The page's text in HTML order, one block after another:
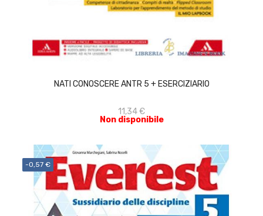
NATI CONOSCERE ANTR 5 + ESERCIZIARIO
11,34 €
Non disponibile
ACQUISTA
-0,57 €